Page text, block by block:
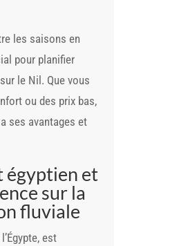
les saisons en
pour planifier
le Nil. Que vous
ou des prix bas,
ses avantages et
égyptien et
sur la
fluviale
est